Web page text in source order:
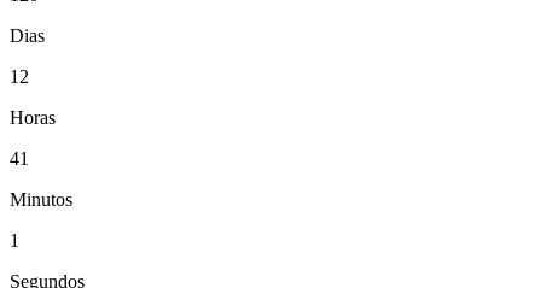
Dias
12
Horas
41
Minutos
0
Segundos